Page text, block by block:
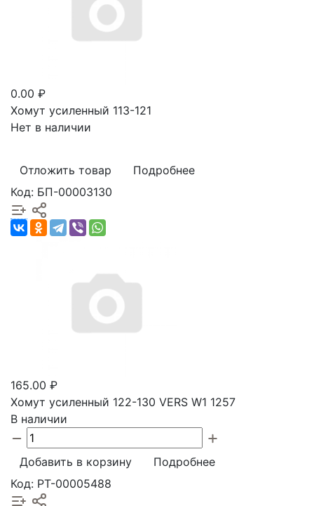
0.00 ₽
Хомут усиленный 113-121
Нет в наличии
Отложить товар
Подробнее
Код: БП-00003130
165.00 ₽
Хомут усиленный 122-130 VERS W1 1257
В наличии
Добавить в корзину
Подробнее
Код: РТ-00005488